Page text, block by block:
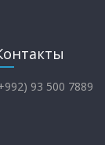
93 500 7889